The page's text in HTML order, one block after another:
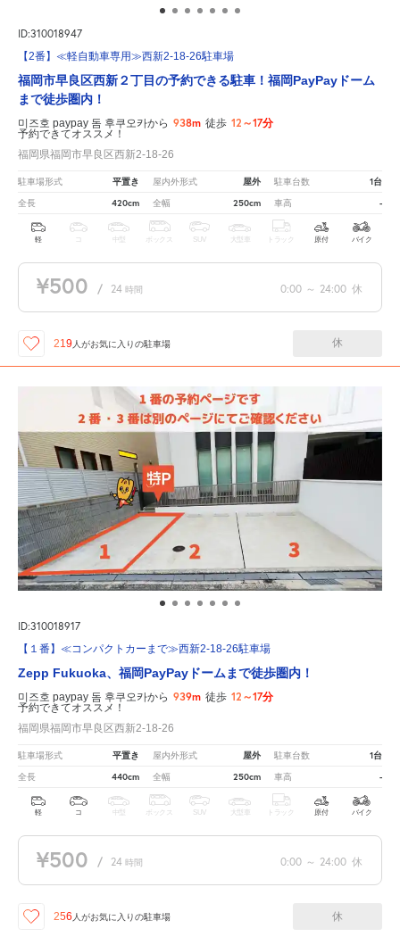
ID:310018947
【2番】≪軽自動車専用≫西新2-18-26駐車場
福岡市早良区西新２丁目の予約できる駐車！福岡PayPayドーム
まで徒歩圏内！
미즈호 paypay 돔 후쿠오카から 938m 徒歩 12～17分
予約できてオススメ！
福岡県福岡市早良区西新2-18-26
駐車場形式 平置き 屋内外形式 屋外 駐車台数 1台
全長 420cm 全幅 250cm 車高 -
軽 中型 ボックス SUV 大型車 トラック 原付 バイク
¥500 / 24 時間 0:00 ～ 24:00 休
219 人がお気に入りの駐車場 休
ID:310018917
【１番】≪コンパクトカーまで≫西新2-18-26駐車場
Zepp Fukuoka、福岡PayPayドームまで徒歩圏内！
미즈호 paypay 돔 후쿠오카から 939m 徒歩 12～17分
予約できてオススメ！
福岡県福岡市早良区西新2-18-26
駐車場形式 平置き 屋内外形式 屋外 駐車台数 1台
全長 440cm 全幅 250cm 車高 -
軽 コ 中型 ボックス SUV 大型車 トラック 原付 バイク
¥500 / 24 時間 0:00 ～ 24:00 休
256 人がお気に入りの駐車場 休